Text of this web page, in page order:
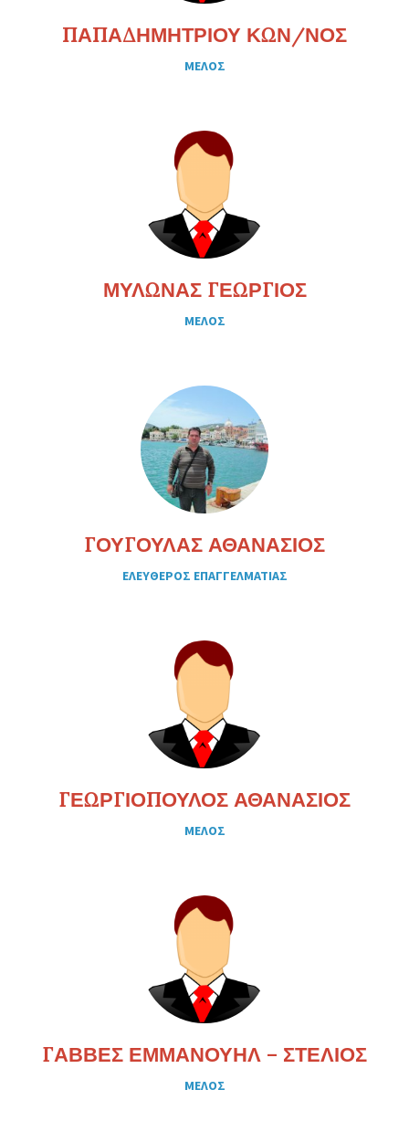
ΠΑΠΑΔΗΜΗΤΡΙΟΥ ΚΩΝ/ΝΟΣ
ΜΕΛΟΣ
ΜΥΛΩΝΑΣ ΓΕΩΡΓΙΟΣ
ΜΕΛΟΣ
ΓΟΥΓΟΥΛΑΣ ΑΘΑΝΑΣΙΟΣ
ΕΛΕΥΘΕΡΟΣ ΕΠΑΓΓΕΛΜΑΤΙΑΣ
ΓΕΩΡΓΙΟΠΟΥΛΟΣ ΑΘΑΝΑΣΙΟΣ
ΜΕΛΟΣ
ΓΑΒΒΕΣ ΕΜΜΑΝΟΥΗΛ – ΣΤΕΛΙΟΣ
ΜΕΛΟΣ